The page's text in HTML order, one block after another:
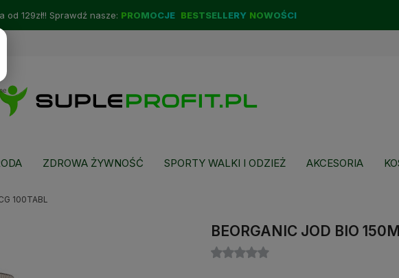
od 129zł!! Sprawdź nasze: PROMOCJE BESTSELLERY NOWOŚCI
produkty do listy z
ZDROWA ŻYWNOŚĆ SPORTY WALKI I ODZIEŻ AKCESORIA
100TABL
BEORGANIC JOD BIO